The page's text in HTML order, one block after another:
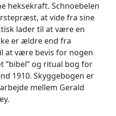
heksekraft. Schnoebelen
at vide fra sine
lader til at være en
er ældre end fra
at være bevis for nogen
”bibel” og ritual bog for
1910. Skyggebogen er
mellem Gerald